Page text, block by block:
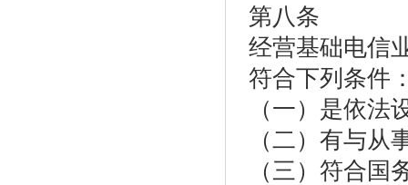
第八条
经营基础电信
符合下列条件
（一）是依法
（二）有与
（三）符合